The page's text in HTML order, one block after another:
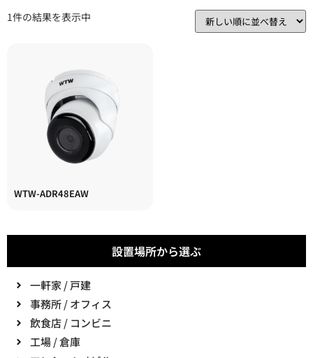
設置場所から選ぶ
一軒家 / 戸建
事務所 / オフィス
飲食店 / コンビニ
工場 / 倉庫
1件の結果を表示中
WTW-ADR48EAW